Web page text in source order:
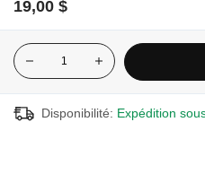
19,00 $
Disponibilité: Expédition